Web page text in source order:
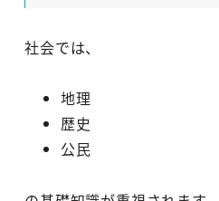
社会では、
地理
歴史
公民